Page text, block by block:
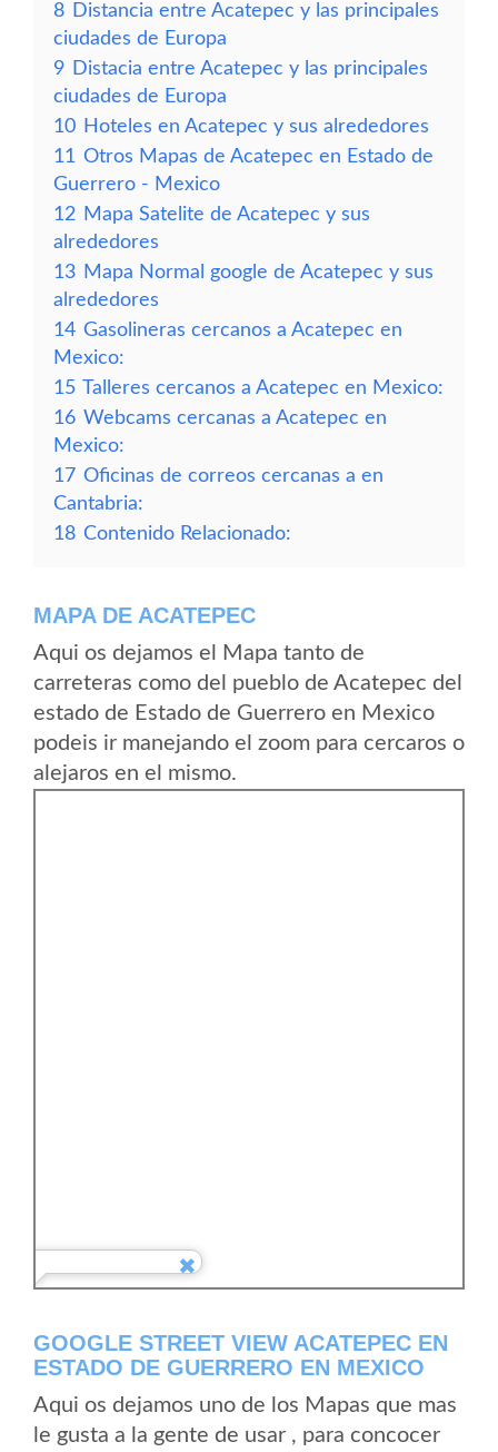
8 Distancia entre Acatepec y las principales
ciudades de Europa
9 Distacia entre Acatepec y las principales
ciudades de Europa
10 Hoteles en Acatepec y sus alrededores
11 Otros Mapas de Acatepec en Estado de
Guerrero - Mexico
12 Mapa Satelite de Acatepec y sus
alrededores
13 Mapa Normal google de Acatepec y sus
alrededores
14 Gasolineras cercanos a Acatepec en
Mexico:
15 Talleres cercanos a Acatepec en Mexico:
16 Webcams cercanas a Acatepec en
Mexico:
17 Oficinas de correos cercanas a en
Cantabria:
18 Contenido Relacionado:
MAPA DE ACATEPEC
Aqui os dejamos el Mapa tanto de
carreteras como del pueblo de Acatepec del
estado de Estado de Guerrero en Mexico
podeis ir manejando el zoom para cercaros o
alejaros en el mismo.
GOOGLE STREET VIEW ACATEPEC EN
ESTADO DE GUERRERO EN MEXICO
Aqui os dejamos uno de los Mapas que mas
le gusta a la gente de usar , para concocer